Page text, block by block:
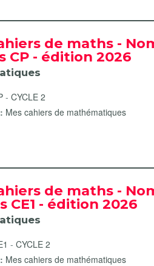
de maths -
CP - édition 2026
-CYCLE 2
Mes cahiers de mathématiques
de maths -
CE1 - édition 2026
-CYCLE 2
Mes cahiers de mathématiques